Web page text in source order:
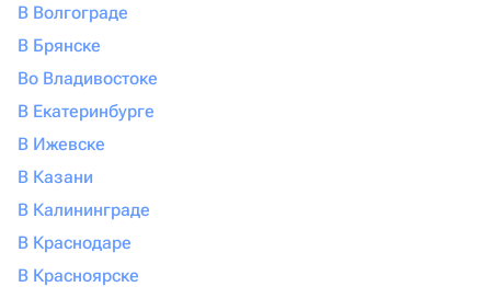
В Волгограде
В Брянске
Во Владивостоке
В Екатеринбурге
В Ижевске
В Казани
В Калининграде
В Краснодаре
В Красноярске